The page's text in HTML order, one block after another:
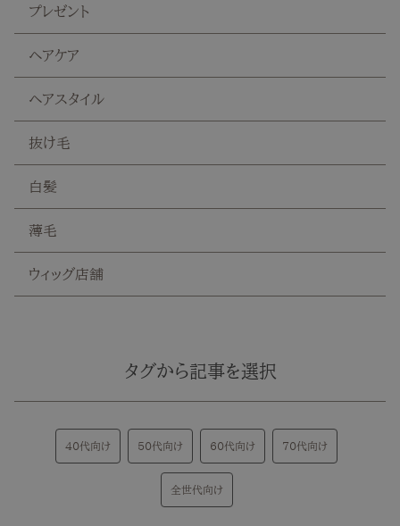
プレゼント
ヘアケア
ヘアスタイル
抜け毛
白髪
薄毛
ウィッグ店舗
タグから記事を選択
40代向け 50代向け 60代向け 70代向け
全世代向け